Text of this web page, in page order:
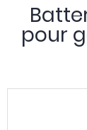
pour